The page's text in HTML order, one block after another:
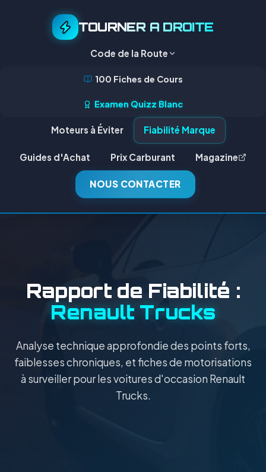
TOURNER A DROITE
Code de la Route
100 Fiches de Cours
Examen Quizz Blanc
Moteurs à Éviter Fiabilité Marque
Guides d'Achat Prix Carburant Magazine
NOUS CONTACTER
Rapport de Fiabilité :
Renault Trucks
Analyse technique approfondie des points forts,
faiblesses chroniques, et fiches de motorisations
à surveiller pour les voitures d'occasion Renault
Trucks.